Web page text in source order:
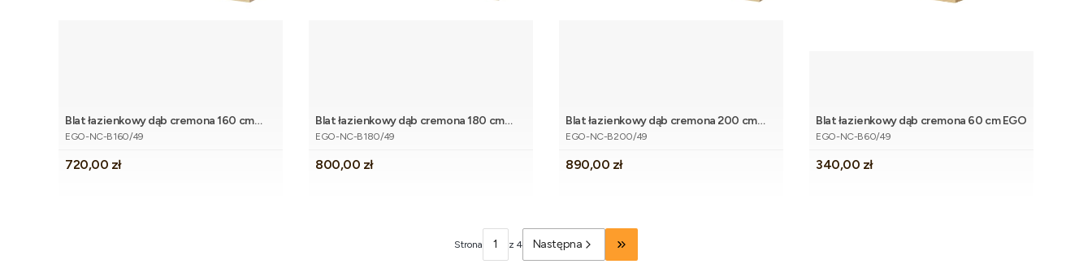
Dodaj do koszyka
Blat łazienkowy dąb cremona 160 cm
EGO
Kod produktu
EGO-NC-B160/49
Cena
720,00 zł
Dodaj do koszyka
Blat łazienkowy dąb cremona 180 cm
EGO
Kod produktu
EGO-NC-B180/49
Cena
800,00 zł
Dodaj do koszyka
Blat łazienkowy dąb cremona 200 cm
EGO
Kod produktu
EGO-NC-B200/49
Cena
890,00 zł
Dodaj do koszyka
Blat łazienkowy dąb cremona 60 cm EGO
Kod produktu
EGO-NC-B60/49
Cena
340,00 zł
Strona z 4 Następna Przejdź do ostatniej strony z produktami